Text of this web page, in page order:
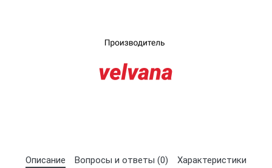
Описание Вопросы и ответы (0)
Характеристики